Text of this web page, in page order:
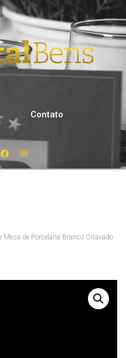
Contato
Mesa de Porcelana Branco Oitavado